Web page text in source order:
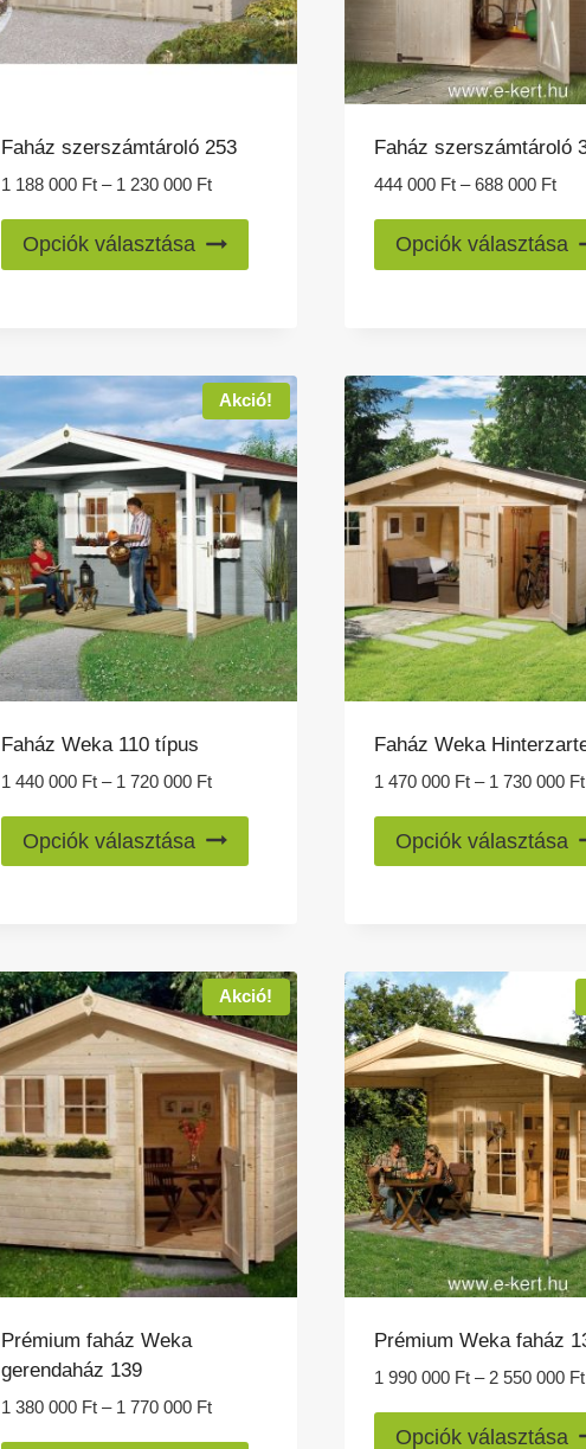
ki
Faház szerszámtároló 253
1 188 000 Ft – 1 230 000 FtÁrtartomány:
188
000 Ft
000 Ft
Opciók választása
a
van.
A
változatok
a
termékoldalon
választhatók
ki
Faház szerszámtároló
444 000 Ft – 688 000 Ft
000
Opciók választása
Akció!
Faház Weka 110 típus
1 440 000 Ft – 1 720 000 FtÁrtartomány:
440
000 Ft
000 Ft
Opciók választása
a
van.
A
változatok
a
termékoldalon
választhatók
Faház Weka
1 470 000 Ft – 1 730 000 Ft
Opciók választása
Akció!
Prémium faház Weka
gerendaház 139
1 380 000 Ft – 1 770 000 FtÁrtartomány:
Prémium Weka faház
1 990 000 Ft – 2 550 000 Ft
Opciók választása